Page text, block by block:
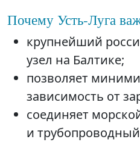
Почему Усть-Луга
крупнейший
узел на Балтике;
позволяет
зависимость от
соединяет
и